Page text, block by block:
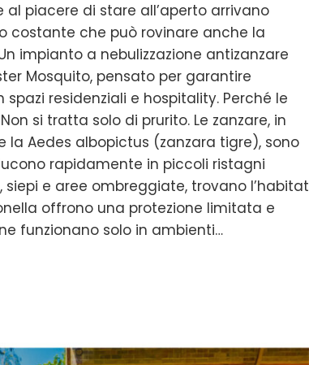
piacere di stare all’aperto arrivano
costante che può rovinare anche la
impianto a nebulizzazione antizanzare
Mosquito, pensato per garantire
residenziali e hospitality. Perché le
si tratta solo di prurito. Le zanzare, in
Aedes albopictus (zanzara tigre), sono
rapidamente in piccoli ristagni
e aree ombreggiate, trovano l’habitat
offrono una protezione limitata e
funzionano solo in ambienti…